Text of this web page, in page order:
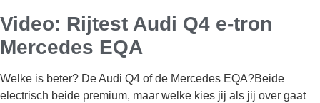
Video: Rijtest Audi Q4 e-tron
Mercedes EQA
Welke is beter? De Audi Q4 of de Mercedes EQA?Beide
electrisch beide premium, maar welke kies jij als jij over gaat